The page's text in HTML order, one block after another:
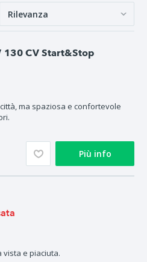
CV Start&Stop
ma spaziosa e confortevole
Più info
e piaciuta.